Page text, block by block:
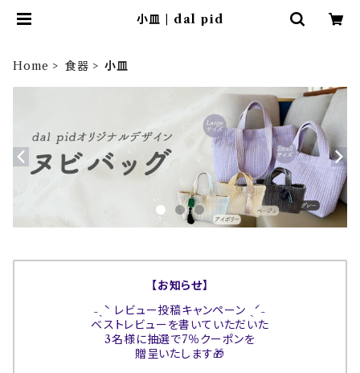
小皿 | dal pid
Home 食器 小皿
【お知らせ】
˗ˏˋ レビュー投稿キャンペーン ˎˊ˗
ベストレビューを書いていただいた
3名様に抽選で7％クーポンを
贈呈いたします🎁